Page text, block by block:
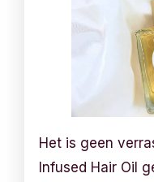
Het is geen
Infused Hair Oil